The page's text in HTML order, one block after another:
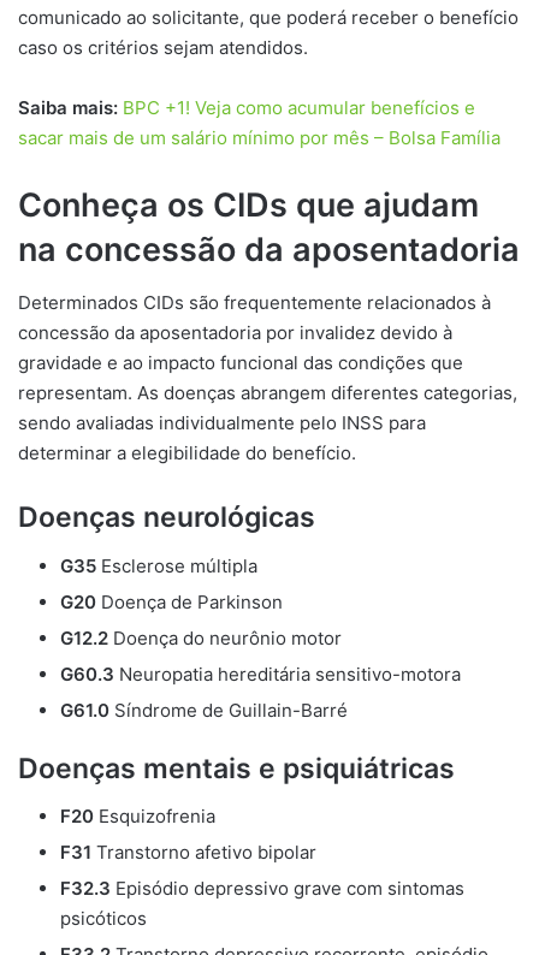
comunicado ao solicitante, que poderá receber o benefício
caso os critérios sejam atendidos.
Saiba mais: BPC +1! Veja como acumular benefícios e
sacar mais de um salário mínimo por mês – Bolsa Família
Conheça os CIDs que ajudam
na concessão da aposentadoria
Determinados CIDs são frequentemente relacionados à
concessão da aposentadoria por invalidez devido à
gravidade e ao impacto funcional das condições que
representam. As doenças abrangem diferentes categorias,
sendo avaliadas individualmente pelo INSS para
determinar a elegibilidade do benefício.
Doenças neurológicas
G35 Esclerose múltipla
G20 Doença de Parkinson
G12.2 Doença do neurônio motor
G60.3 Neuropatia hereditária sensitivo-motora
G61.0 Síndrome de Guillain-Barré
Doenças mentais e psiquiátricas
F20 Esquizofrenia
F31 Transtorno afetivo bipolar
F32.3 Episódio depressivo grave com sintomas
psicóticos